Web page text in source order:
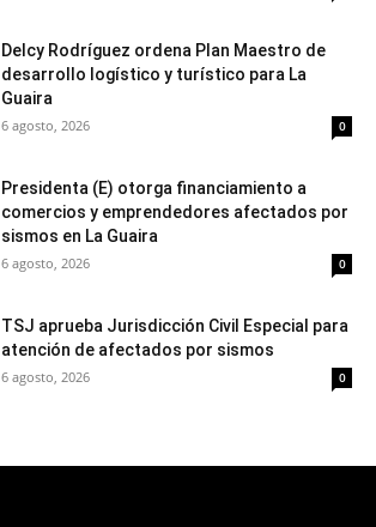
Delcy Rodríguez ordena Plan Maestro de
desarrollo logístico y turístico para La
Guaira
6 agosto, 2026 0
Presidenta (E) otorga financiamiento a
comercios y emprendedores afectados por
sismos en La Guaira
6 agosto, 2026 0
TSJ aprueba Jurisdicción Civil Especial para
atención de afectados por sismos
6 agosto, 2026 0